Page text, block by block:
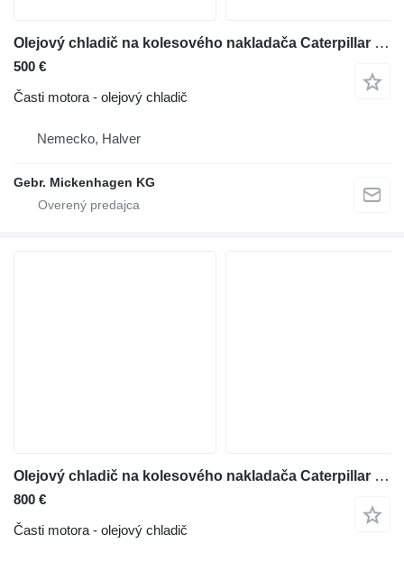
Olejový chladič na kolesového nakladača Caterpillar 966 MXE
500 €
Časti motora - olejový chladič
Nemecko, Halver
Gebr. Mickenhagen KG
Olejový chladič na kolesového nakladača Caterpillar 950 K / 966 MXE
800 €
Časti motora - olejový chladič